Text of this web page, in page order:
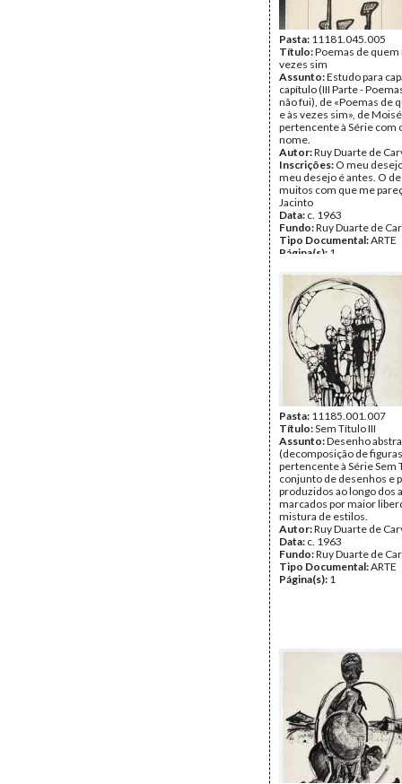
Pasta: 11181.045.005
Título:Poemas de quem
vezes sim
Assunto:Estudo para
capítulo (III Parte -
não fui), de «Poemas de
e às vezes sim», de
pertencente à Série com
nome.
Autor:Ruy Duarte de
Inscrições: O meu
meu desejo é antes. O
muitos com que me
Jacinto
Data: c. 1963
Fundo:Ruy Duarte de
Tipo Documental:ARTE
Página(s): 1
Pasta: 11185.001.007
Título:Sem Título III
Assunto:Desenho
(decomposição de
pertencente à Série Sem
conjunto de desenhos e
produzidos ao longo dos
marcados por maior
mistura de estilos.
Autor:Ruy Duarte de
Data: c. 1963
Fundo:Ruy Duarte de
Tipo Documental:ARTE
Página(s): 1